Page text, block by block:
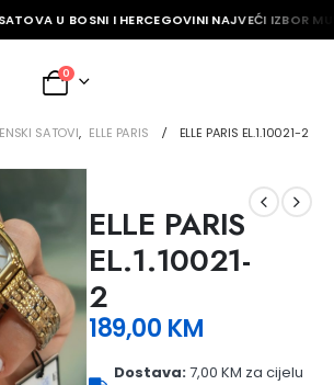
U BOSNI I HERCEGOVINI NAJVEĆI IZBOR
0
SATOVI, ELLE PARIS ELLE PARIS EL.1.10021-2
ELLE PARIS
EL.1.10021-
2
189,00 KM
Dostava:7,00 KM za cijelu